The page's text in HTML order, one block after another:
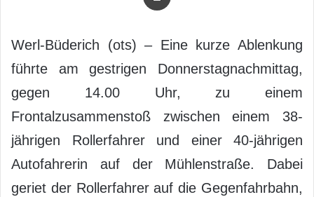
Werl-Büderich (ots) – Eine kurze Ablenkung
führte am gestrigen Donnerstagnachmittag,
gegen 14.00 Uhr, zu einem
Frontalzusammenstoß zwischen einem 38-
jährigen Rollerfahrer und einer 40-jährigen
Autofahrerin auf der Mühlenstraße. Dabei
geriet der Rollerfahrer auf die Gegenfahrbahn,